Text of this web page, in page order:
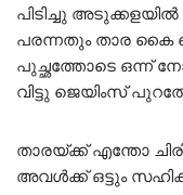
പിടിച്ചു
പരന്നതും താര കൈ
പുച്ഛത്തോടെ ഒന്ന്
വിട്ടു ജെയിംസ്
താരയ്ക്ക് എന്തോ
അവൾക്ക് ഒട്ടും